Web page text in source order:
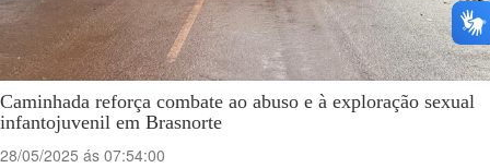
Caminhada reforça combate ao abuso e à exploração sexual
infantojuvenil em Brasnorte
28/05/2025 ás 07:54:00